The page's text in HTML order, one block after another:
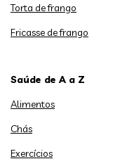
Torta de frango
Fricasse de frango
Saúde de A a Z
Alimentos
Chás
Exercícios